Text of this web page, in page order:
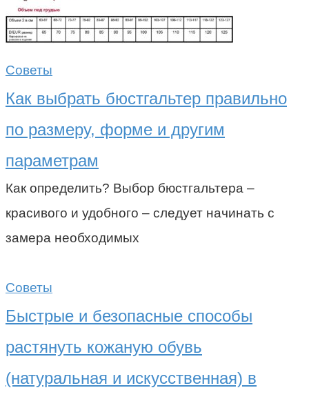
Советы
Как выбрать бюстгальтер правильно
по размеру, форме и другим
параметрам
Как определить? Выбор бюстгальтера –
красивого и удобного – следует начинать с
замера необходимых
Советы
Быстрые и безопасные способы
растянуть кожаную обувь
(натуральная и искусственная) в